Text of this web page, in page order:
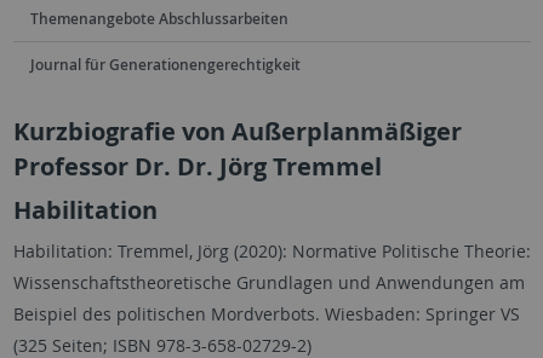
Themenangebote Abschlussarbeiten
Journal für Generationengerechtigkeit
Kurzbiografie von Außerplanmäßiger
Professor Dr. Dr. Jörg Tremmel
Habilitation
Habilitation: Tremmel, Jörg (2020): Normative Politische Theorie:
Wissenschaftstheoretische Grundlagen und Anwendungen am
Beispiel des politischen Mordverbots. Wiesbaden: Springer VS
(325 Seiten; ISBN 978-3-658-02729-2)